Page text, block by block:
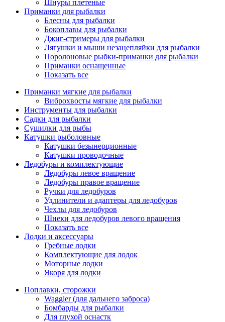
Шнуры плетеные
Приманки для рыбалки
Блесны для рыбалки
Бокоплавы для рыбалки
Джиг-стримеры для рыбалки
Лягушки и мыши незацепляйки для рыбалки
Поролоновые рыбки-приманки для рыбалки
Приманки оснащенные
Показать все
Приманки мягкие для рыбалки
Виброхвосты мягкие для рыбалки
Инструменты для рыбалки
Садки для рыбалки
Сушилки для рыбы
Катушки рыболовные
Катушки безынерционные
Катушки проводочные
Ледобуры и комплектующие
Ледобуры левое вращение
Ледобуры правое вращение
Ручки для ледобуров
Удлинители и адаптеры для ледобуров
Чехлы для ледобуров
Шнеки для ледобуров левого вращения
Показать все
Лодки и аксессуары
Гребные лодки
Комплектующие для лодок
Моторные лодки
Якоря для лодки
Поплавки, сторожки
Waggler (для дальнего заброса)
Бомбарды для рыбалки
Для глухой оснастк